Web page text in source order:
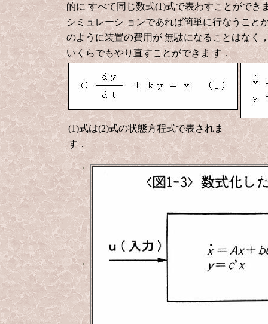
的に すべて同じ数式(1)式で表わすことができ
シミュレーシ ョンであれば簡単に行なうこと
のように装置の費用が 無駄になることはなく
いくらでもやり直すことができま す．
(1)式は(2)式の状態方程式で表されま
す．